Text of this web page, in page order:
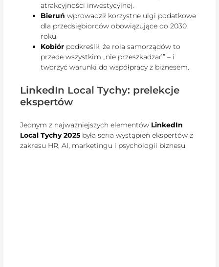
atrakcyjności inwestycyjnej.
Bieruń wprowadził korzystne ulgi podatkowe
dla przedsiębiorców obowiązujące do 2030
roku.
Kobiór podkreślił, że rola samorządów to
przede wszystkim „nie przeszkadzać” – i
tworzyć warunki do współpracy z biznesem.
LinkedIn Local Tychy: prelekcje
ekspertów
Jednym z najważniejszych elementów LinkedIn
Local Tychy 2025 była seria wystąpień ekspertów z
zakresu HR, AI, marketingu i psychologii biznesu.